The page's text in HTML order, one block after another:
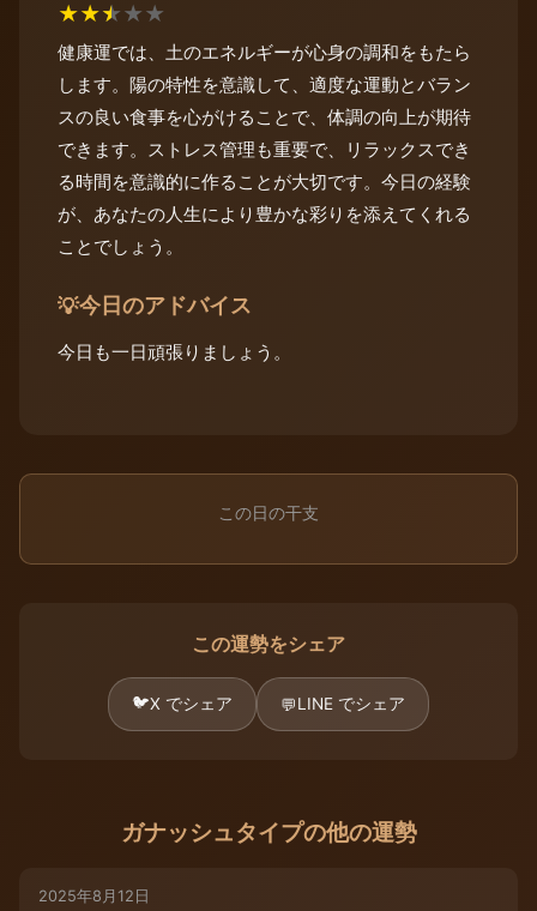
★★★★★
健康運では、土のエネルギーが心身の調和をもたら
します。陽の特性を意識して、適度な運動とバラン
スの良い食事を心がけることで、体調の向上が期待
できます。ストレス管理も重要で、リラックスでき
る時間を意識的に作ることが大切です。今日の経験
が、あなたの人生により豊かな彩りを添えてくれる
ことでしょう。
💡今日のアドバイス
今日も一日頑張りましょう。
この日の干支
この運勢をシェア
🐦X でシェア 💬LINE でシェア
ガナッシュタイプの他の運勢
2025年8月12日